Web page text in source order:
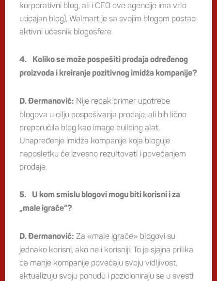
korporativni blog, ali i CEO ove agencije ima vrlo
uticajan blog), Walmart je sa svojim blogom postao
aktivni učesnik blogosfere.
4. Koliko se može pospešiti prodaja određenog
proizvoda i kreiranje pozitivnog imidža kompanije?
D. Đermanović: Nije redak primer upotrebe
blogova u cilju pospešivanja prodaje, ali bih lično
preporučila blog kao image building alat.
Unapređenje imidža kompanije koja bloguje
naposletku će izvesno rezultovati i povećanjem
prodaje.
5. U kom smislu blogovi mogu biti korisni i za
„male igrače“?
D. Đermanović: Za «male igrače» blogovi su
jednako korisni, ako ne i korisniji. To je sjajna prilika
da manje kompanije povećaju svoju vidljivost,
aktualizuju svoju ponudu i pozicioniraju se u svesti